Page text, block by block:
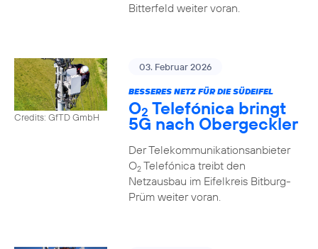
Bitterfeld weiter voran.
Credits: GfTD GmbH
03. Februar 2026
BESSERES NETZ FÜR DIE SÜDEIFEL
O2 Telefónica bringt
5G nach Obergeckler
Der Telekommunikationsanbieter
O2Telefónica treibt den
Netzausbau im Eifelkreis Bitburg-
Prüm weiter voran.